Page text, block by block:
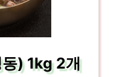
) 1kg 2개